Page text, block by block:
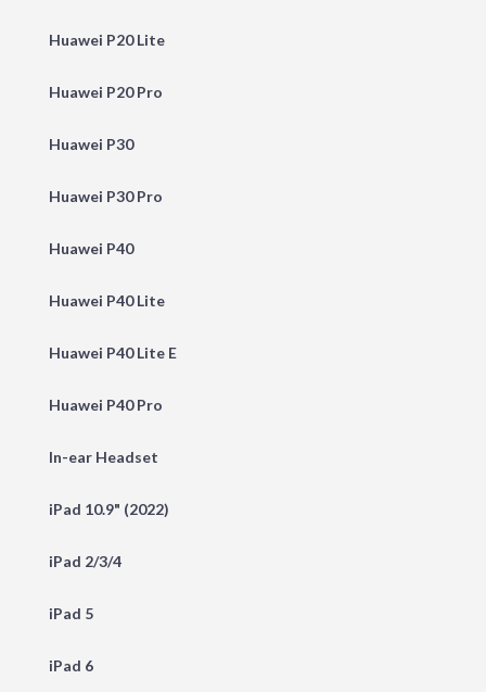
Huawei P20 Lite
Huawei P20 Pro
Huawei P30
Huawei P30 Pro
Huawei P40
Huawei P40 Lite
Huawei P40 Lite E
Huawei P40 Pro
In-ear Headset
iPad 10.9" (2022)
iPad 2/3/4
iPad 5
iPad 6